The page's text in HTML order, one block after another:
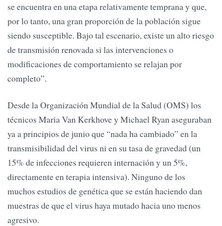
se encuentra en una etapa relativamente temprana y que,
por lo tanto, una gran proporción de la población sigue
siendo susceptible. Bajo tal escenario, existe un alto riesgo
de transmisión renovada si las intervenciones o
modificaciones de comportamiento se relajan por
completo”.
Desde la Organización Mundial de la Salud (OMS) los
técnicos Maria Van Kerkhove y Michael Ryan aseguraban
ya a principios de junio que “nada ha cambiado” en la
transmisibilidad del virus ni en su tasa de gravedad (un
15% de infecciones requieren internación y un 5%,
directamente en terapia intensiva). Ninguno de los
muchos estudios de genética que se están haciendo dan
muestras de que el virus haya mutado hacia uno menos
agresivo.